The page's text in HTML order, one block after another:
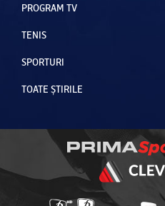
PROGRAM TV
TENIS
SPORTURI
TOATE ȘTIRILE